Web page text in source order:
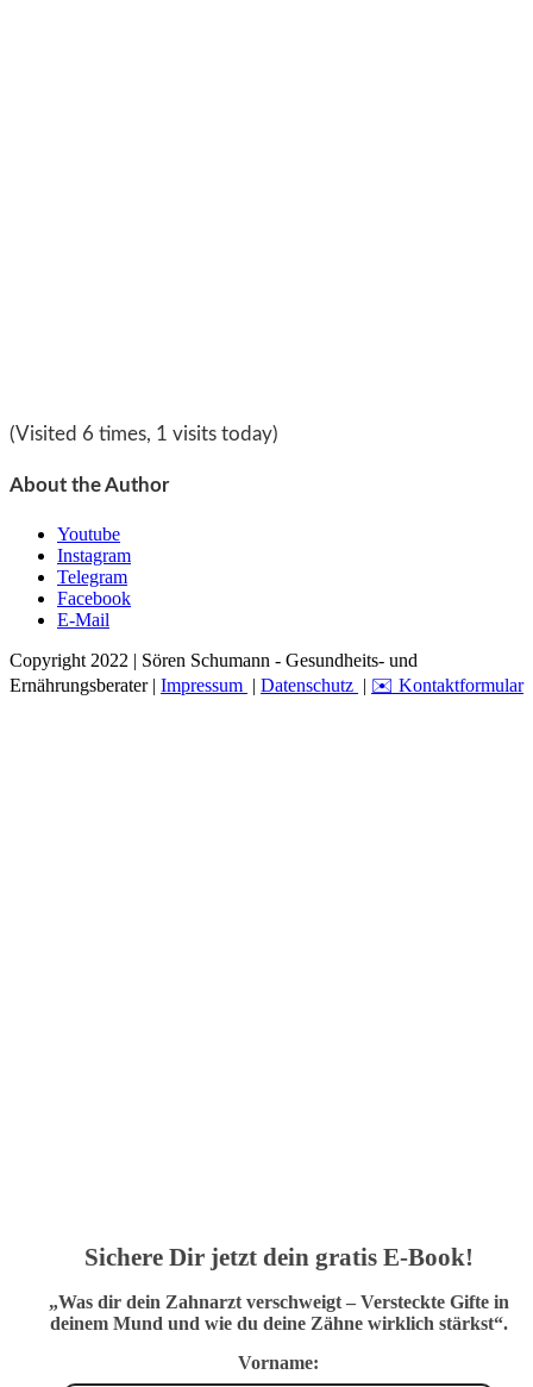
(Visited 6 times, 1 visits today)
About the Author
Youtube
Instagram
Telegram
Facebook
E-Mail
Copyright 2022 | Sören Schumann - Gesundheits- und
Ernährungsberater | Impressum | Datenschutz | ✉️ Kontaktformular
Sichere Dir jetzt dein gratis E-Book!
„Was dir dein Zahnarzt verschweigt – Versteckte Gifte in
deinem Mund und wie du deine Zähne wirklich stärkst“.
Vorname: